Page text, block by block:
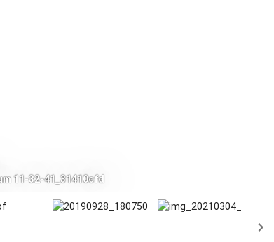
11-32-41_31410cfd